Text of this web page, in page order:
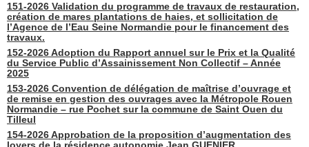
151-2026 Validation du programme de travaux de restauration,
création de mares plantations de haies, et sollicitation de
l’Agence de l’Eau Seine Normandie pour le financement des
travaux.
152-2026 Adoption du Rapport annuel sur le Prix et la Qualité
du Service Public d’Assainissement Non Collectif – Année
2025
153-2026 Convention de délégation de maîtrise d’ouvrage et
de remise en gestion des ouvrages avec la Métropole Rouen
Normandie – rue Pochet sur la commune de Saint Ouen du
Tilleul
154-2026 Approbation de la proposition d’augmentation des